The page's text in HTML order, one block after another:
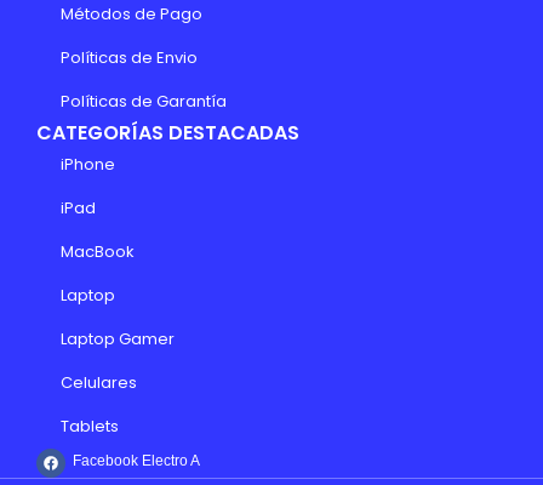
Métodos de Pago
Políticas de Envio
Políticas de Garantía
CATEGORÍAS DESTACADAS
iPhone
iPad
MacBook
Laptop
Laptop Gamer
Celulares
Tablets
Facebook Electro A